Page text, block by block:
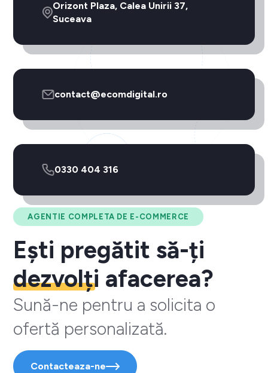
AGENTIE COMPLETA DE E-COMMERCE
Ești pregătit să-ți
dezvolți afacerea?
Sună-ne pentru a solicita o
ofertă personalizată.
Contacteaza-ne
Orizont Plaza, Calea Unirii 37,
Suceava
contact@ecomdigital.ro
0330 404 316